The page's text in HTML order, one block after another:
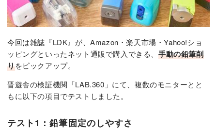
今回は雑誌『LDK』が、Amazon・楽天市場・Yahoo!ショ
ッピングといったネット通販で購入できる、 手動の鉛筆削
りをピックアップ。
晋遊舎の検証機関「LAB.360」にて、複数のモニターとと
もに以下の項目でテストしました。
テスト1：鉛筆固定のしやすさ